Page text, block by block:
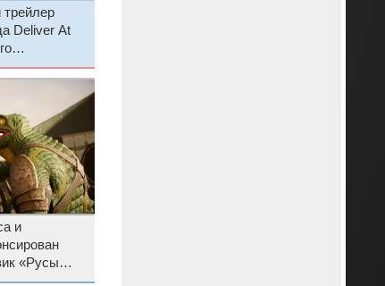
Deliver At
который
хаос и
и
«Русы